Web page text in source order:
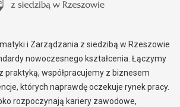
i Zarządzania z siedzibą w Rzeszowie
nowoczesnego kształcenia. Łączymy
praktyką, współpracujemy z biznesem
których naprawdę oczekuje rynek pracy.
rozpoczynają kariery zawodowe,